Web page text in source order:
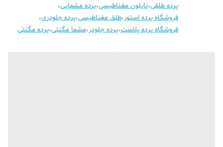
پرده طلقی،نایلون مغناطیسی،پرده مشمایی،
فروشگاه پرده استور،طلق مغناطیسی،پرده جلودری،
فروشگاه پرده پلاست،پرده جلودر،مشما مگنتی،پرده مگنتی